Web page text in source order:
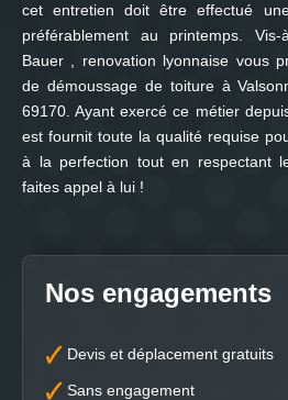
cet entretien doit être effectué
préférablement au printemps.
Bauer , renovation lyonnaise vous
de démoussage de toiture à
69170. Ayant exercé ce métier
est fournit toute la qualité requise
à la perfection tout en respectant
faites appel à lui !
Nos engagements
Devis et déplacement gratuits
Sans engagement